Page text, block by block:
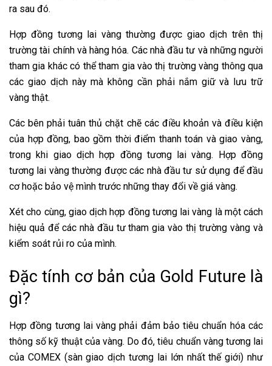
ra sau đó.
Hợp đồng tương lai vàng thường được giao dịch trên thị
trường tài chính và hàng hóa. Các nhà đầu tư và những người
tham gia khác có thể tham gia vào thị trường vàng thông qua
các giao dịch này mà không cần phải nắm giữ và lưu trữ
vàng thật.
Các bên phải tuân thủ chặt chẽ các điều khoản và điều kiện
của hợp đồng, bao gồm thời điểm thanh toán và giao vàng,
trong khi giao dịch hợp đồng tương lai vàng. Hợp đồng
tương lai vàng thường được các nhà đầu tư sử dụng để đầu
cơ hoặc bảo vệ mình trước những thay đổi về giá vàng.
Xét cho cùng, giao dịch hợp đồng tương lai vàng là một cách
hiệu quả để các nhà đầu tư tham gia vào thị trường vàng và
kiểm soát rủi ro của mình.
Đặc tính cơ bản của Gold Future là
gì?
Hợp đồng tương lai vàng phải đảm bảo tiêu chuẩn hóa các
thông số kỹ thuật của vàng. Do đó, tiêu chuẩn vàng tương lai
của COMEX (sàn giao dịch tương lai lớn nhất thế giới) như